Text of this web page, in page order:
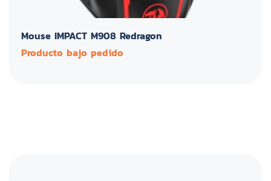
Mouse IMPACT M908 Redragon
Producto bajo pedido